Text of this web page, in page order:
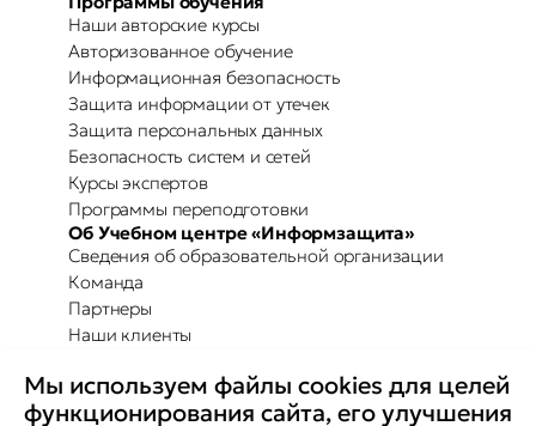
Наши авторские курсы
Авторизованное обучение
Информационная безопасность
Защита информации от утечек
Защита персональных данных
Безопасность систем и сетей
Курсы экспертов
Программы переподготовки
Об Учебном центре «Информзащита»
Сведения об образовательной организации
Команда
Партнеры
Наши клиенты
Повышение осведомленности
Партнерство с Secure-T
Мы используем файлы cookies для целей
функционирования сайта, его улучшения